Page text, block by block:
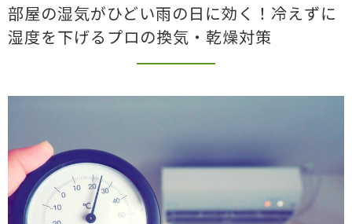
部屋の湿気がひどい雨の日に効く！冷えずに
湿度を下げるプロの換気・乾燥対策